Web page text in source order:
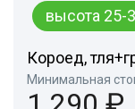
высота 25-
Короед,
Минимальная